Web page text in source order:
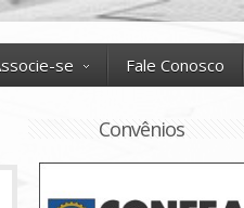
se Fale Conosco
Convênios